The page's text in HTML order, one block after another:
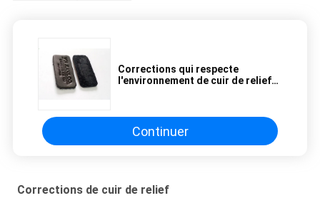
Corrections qui respecte
l'environnement de cuir de relief
Continuer
Corrections de cuir de relief